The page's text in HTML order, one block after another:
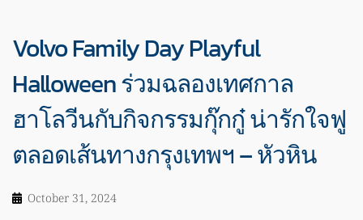
Volvo Family Day Playful
Halloween ร่วมฉลองเทศกาล
ฮาโลวีนกับกิจกรรมกุ๊กกู๋ น่ารักใจฟู
ตลอดเส้นทางกรุงเทพฯ – หัวหิน
October 31, 2024